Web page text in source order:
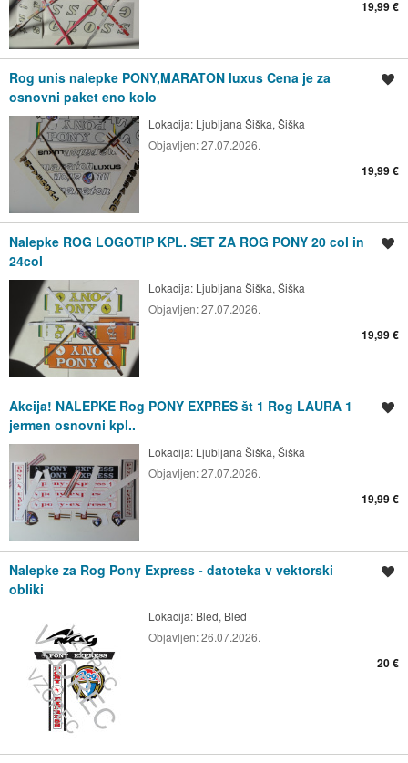
19,99 €
Rog unis nalepke PONY,MARATON luxus Cena je za
osnovni paket eno kolo
Lokacija: Ljubljana Šiška, Šiška
Objavljen:27.07.2026.
19,99 €
Nalepke ROG LOGOTIP KPL. SET ZA ROG PONY 20 col in
24col
Lokacija: Ljubljana Šiška, Šiška
Objavljen:27.07.2026.
19,99 €
Akcija! NALEPKE Rog PONY EXPRES št 1 Rog LAURA 1
jermen osnovni kpl..
Lokacija: Ljubljana Šiška, Šiška
Objavljen:27.07.2026.
19,99 €
Nalepke za Rog Pony Express - datoteka v vektorski
obliki
Lokacija: Bled, Bled
Objavljen:26.07.2026.
20 €